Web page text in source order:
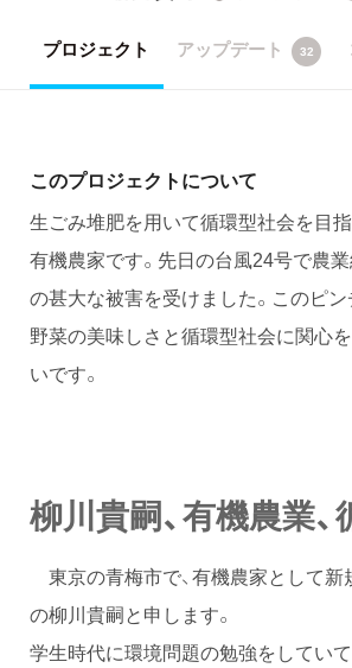
プロジェクト アップデート 32
このプロジェクトについて
生ごみ堆肥を用いて循環型社会を目
有機農家です。先日の台風24号で農
の甚大な被害を受けました。このピン
野菜の美味しさと循環型社会に関心
いです。
柳川貴嗣、有機農業
東京の青梅市で、有機農家として新
の柳川貴嗣と申します。
学生時代に環境問題の勉強をしてい